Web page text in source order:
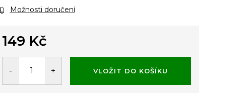
Možnosti doručení
149 Kč
VLOŽIT DO KOŠÍKU